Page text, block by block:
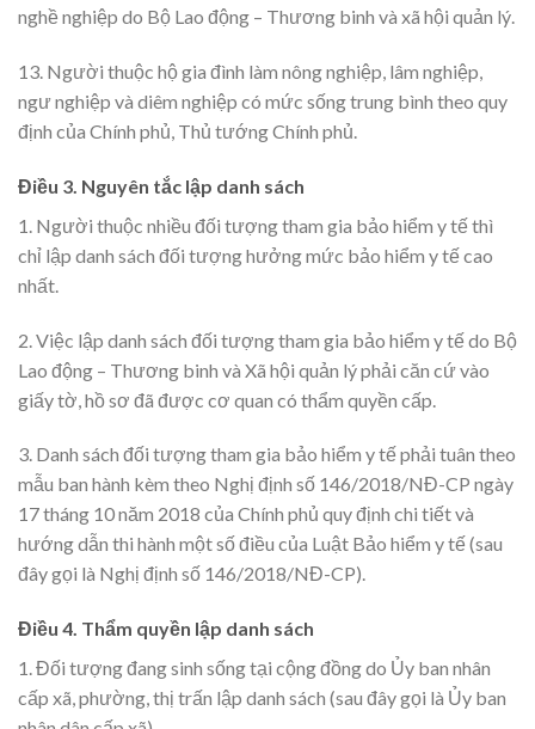
nghề nghiệp do Bộ Lao động – Thương binh và xã hội quản lý.
13. Người thuộc hộ gia đình làm nông nghiệp, lâm nghiệp,
ngư nghiệp và diêm nghiệp có mức sống trung bình theo quy
định của Chính phủ, Thủ tướng Chính phủ.
Điều 3. Nguyên tắc lập danh sách
1. Người thuộc nhiều đối tượng tham gia bảo hiểm y tế thì
chỉ lập danh sách đối tượng hưởng mức bảo hiểm y tế cao
nhất.
2. Việc lập danh sách đối tượng tham gia bảo hiểm y tế do Bộ
Lao động – Thương binh và Xã hội quản lý phải căn cứ vào
giấy tờ, hồ sơ đã được cơ quan có thẩm quyền cấp.
3. Danh sách đối tượng tham gia bảo hiểm y tế phải tuân theo
mẫu ban hành kèm theo Nghị định số 146/2018/NĐ-CP ngày
17 tháng 10 năm 2018 của Chính phủ quy định chi tiết và
hướng dẫn thi hành một số điều của Luật Bảo hiểm y tế (sau
đây gọi là Nghị định số 146/2018/NĐ-CP).
Điều 4. Thẩm quyền lập danh sách
1. Đối tượng đang sinh sống tại cộng đồng do Ủy ban nhân
cấp xã, phường, thị trấn lập danh sách (sau đây gọi là Ủy ban